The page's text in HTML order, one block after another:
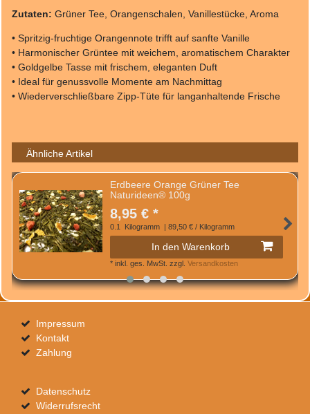
Zutaten: Grüner Tee, Orangenschalen, Vanillestücke, Aroma
• Spritzig-fruchtige Orangennote trifft auf sanfte Vanille
• Harmonischer Grüntee mit weichem, aromatischem Charakter
• Goldgelbe Tasse mit frischem, eleganten Duft
• Ideal für genussvolle Momente am Nachmittag
• Wiederverschließbare Zipp-Tüte für langanhaltende Frische
Ähnliche Artikel
Erdbeere Orange Grüner Tee
Naturideen® 100g
8,95 € *
0.1 Kilogramm | 89,50 € / Kilogramm
In den Warenkorb
* inkl. ges. MwSt. zzgl. Versandkosten
Impressum
Kontakt
Zahlung
Datenschutz
Widerrufsrecht